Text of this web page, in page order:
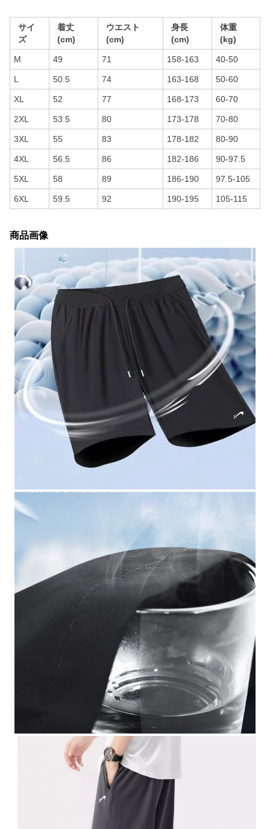
サイ
ズ
着丈
(cm)
ウエスト
(cm)
身長
(cm)
体重
(kg)
M 49 71 158-163 40-50
L 50.5 74 163-168 50-60
XL 52 77 168-173 60-70
2XL 53.5 80 173-178 70-80
3XL 55 83 178-182 80-90
4XL 56.5 86 182-186 90-97.5
5XL 58 89 186-190 97.5-105
6XL 59.5 92 190-195 105-115
商品画像